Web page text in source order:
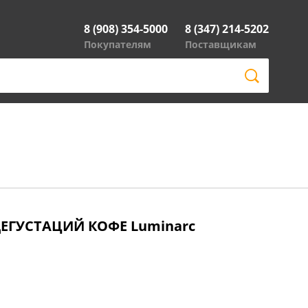
8 (908) 354-5000
Покупателям
8 (347) 214-5202
Поставщикам
КОФЕ Luminarc